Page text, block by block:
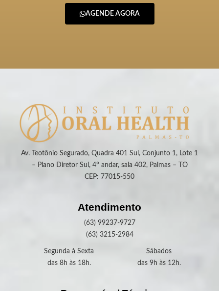
AGENDE AGORA
Av. Teotônio Segurado, Quadra 401 Sul, Conjunto 1, Lote 1
– Plano Diretor Sul, 4º andar, sala 402, Palmas – TO
CEP: 77015-550
Atendimento
(63) 99237-9727
(63) 3215-2984
Segunda à Sexta
das 8h às 18h.
Sábados
das 9h às 12h.